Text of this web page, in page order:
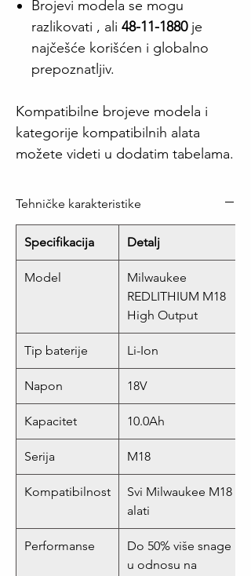
Brojevi modela se mogu
razlikovati , ali 48-11-1880je
najčešće korišćen i globalno
prepoznatljiv.
Kompatibilne brojeve modela i
kategorije kompatibilnih alata
možete videti u dodatim tabelama.
Tehničke karakteristike
Specifikacija Detalj
Model
Milwaukee
REDLITHIUM M18
High Output
Tip baterije Li-Ion
Napon 18V
Kapacitet 10.0Ah
Serija M18
Kompatibilnost
Svi Milwaukee M18
alati
Performanse
Do 50% više snage
u odnosu na